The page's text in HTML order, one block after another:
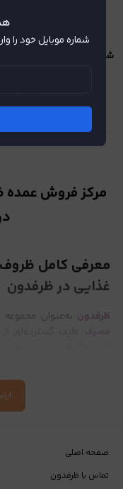
شات کریستالی یکبارمصرف
مرکز فروش عمده
معرفی کامل ظروف
غذایی در ظرفدون
ظرفدون به‌عنوان
کترینگ‌ها
فروشگاه‌های عمده‌فروشی
خورشتی، نوشیدنی، دسر و
صفحه اصلی
تماس با ظرفدون
شماره موبایل خود را